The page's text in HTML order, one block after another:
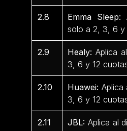
2.8 Emma Sleep:
solo a 2, 3, 6 y
2.9 Healy: Aplica
3, 6 y 12
2.10 Huawei: Aplica
3, 6 y 12
2.11 JBL: Aplica al